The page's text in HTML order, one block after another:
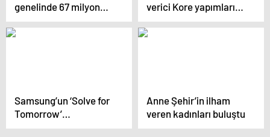
genelinde 67 milyon
KOBİ’ye dijital destek
verici Kore yapımları
seçkisi! İşte 2024’te
yayınlanacak yepyeni
Samsung’un ‘Solve for
Tomorrow’
yarışmasında son
Anne Şehir’in ilham
veren kadınları buluştu